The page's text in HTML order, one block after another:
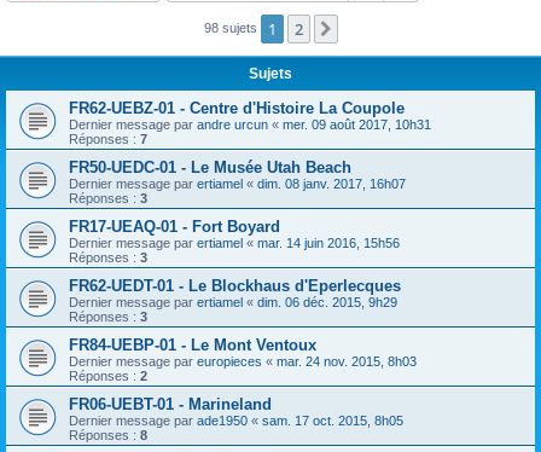
c
98 sujets 1 2
Sujets
FR62-UEBZ-01 - Centre d'Histoire La Coupole
Dernier message par andre urcun « mer. 09 août 2017, 10h31
Réponses : 7
FR50-UEDC-01 - Le Musée Utah Beach
Dernier message par ertiamel « dim. 08 janv. 2017, 16h07
Réponses : 3
FR17-UEAQ-01 - Fort Boyard
Dernier message par ertiamel « mar. 14 juin 2016, 15h56
Réponses : 3
FR62-UEDT-01 - Le Blockhaus d'Eperlecques
Dernier message par ertiamel « dim. 06 déc. 2015, 9h29
Réponses : 3
FR84-UEBP-01 - Le Mont Ventoux
Dernier message par europieces « mar. 24 nov. 2015, 8h03
Réponses : 2
FR06-UEBT-01 - Marineland
Dernier message par ade1950 « sam. 17 oct. 2015, 8h05
Réponses : 8